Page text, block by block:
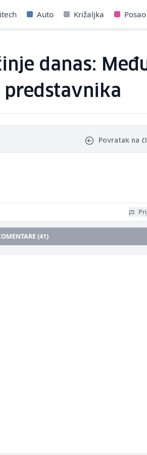
Auto Križaljka Posao
danas:
Povratak na
(41)